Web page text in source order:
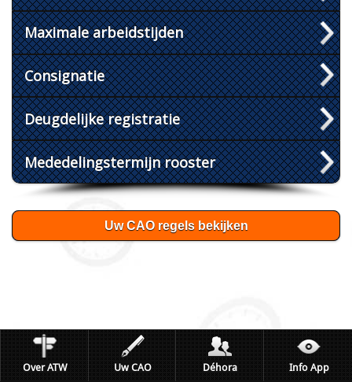
Maximale arbeidstijden
Consignatie
Deugdelijke registratie
Mededelingstermijn rooster
Uw CAO regels bekijken
Over ATW Uw CAO Déhora Info App